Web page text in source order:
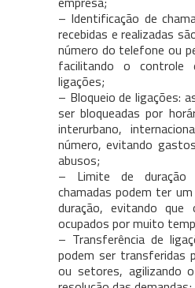
– Identificação de
recebidas e realizadas
número do telefone ou
facilitando o
ligações;
– Bloqueio de ligações:
ser bloqueadas por
interurbano,
número, evitando
abusos;
– Limite de duração
chamadas podem ter
duração, evitando que
ocupados por muito
– Transferência de
podem ser transferidas
ou setores, agilizando